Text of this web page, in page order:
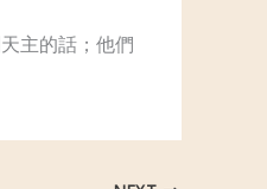
主的話；他們